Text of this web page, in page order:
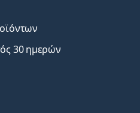
30 ημερών